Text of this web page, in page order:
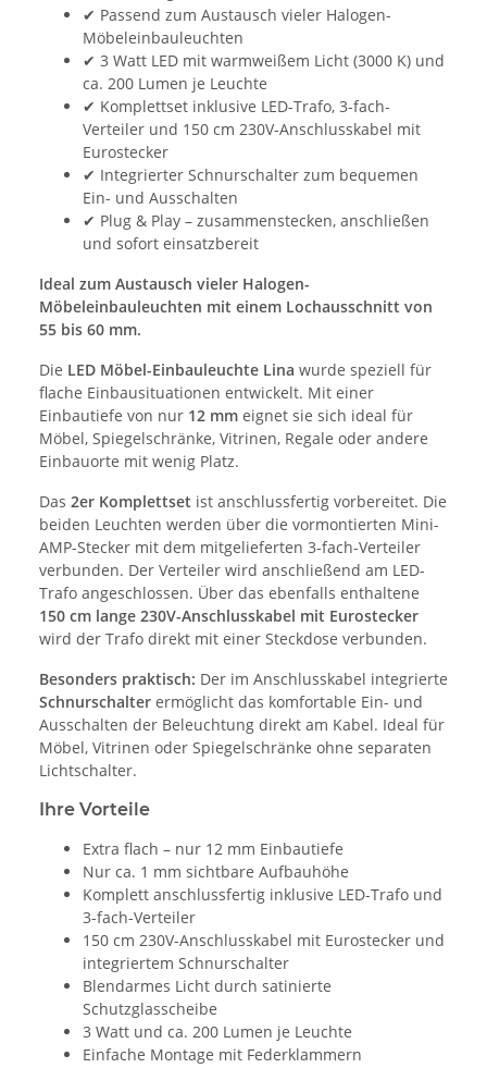
✔ Passend zum Austausch vieler Halogen-
Möbeleinbauleuchten
✔ 3 Watt LED mit warmweißem Licht (3000 K) und
ca. 200 Lumen je Leuchte
✔ Komplettset inklusive LED-Trafo, 3-fach-
Verteiler und 150 cm 230V-Anschlusskabel mit
Eurostecker
✔ Integrierter Schnurschalter zum bequemen
Ein- und Ausschalten
✔ Plug & Play – zusammenstecken, anschließen
und sofort einsatzbereit
Ideal zum Austausch vieler Halogen-
Möbeleinbauleuchten mit einem Lochausschnitt von
55 bis 60 mm.
Die LED Möbel-Einbauleuchte Lina wurde speziell für
flache Einbausituationen entwickelt. Mit einer
Einbautiefe von nur 12 mm eignet sie sich ideal für
Möbel, Spiegelschränke, Vitrinen, Regale oder andere
Einbauorte mit wenig Platz.
Das 2er Komplettset ist anschlussfertig vorbereitet. Die
beiden Leuchten werden über die vormontierten Mini-
AMP-Stecker mit dem mitgelieferten 3-fach-Verteiler
verbunden. Der Verteiler wird anschließend am LED-
Trafo angeschlossen. Über das ebenfalls enthaltene
150 cm lange 230V-Anschlusskabel mit Eurostecker
wird der Trafo direkt mit einer Steckdose verbunden.
Besonders praktisch: Der im Anschlusskabel integrierte
Schnurschalter ermöglicht das komfortable Ein- und
Ausschalten der Beleuchtung direkt am Kabel. Ideal für
Möbel, Vitrinen oder Spiegelschränke ohne separaten
Lichtschalter.
Ihre Vorteile
Extra flach – nur 12 mm Einbautiefe
Nur ca. 1 mm sichtbare Aufbauhöhe
Komplett anschlussfertig inklusive LED-Trafo und
3-fach-Verteiler
150 cm 230V-Anschlusskabel mit Eurostecker und
integriertem Schnurschalter
Blendarmes Licht durch satinierte
Schutzglasscheibe
3 Watt und ca. 200 Lumen je Leuchte
Einfache Montage mit Federklammern